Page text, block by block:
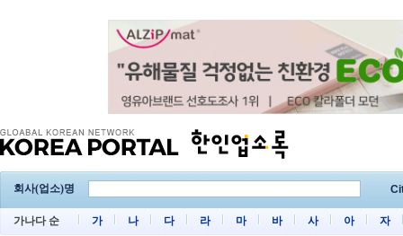
회사(업소)명
가나다 순 가 나 다 라 마 바 사 아 자